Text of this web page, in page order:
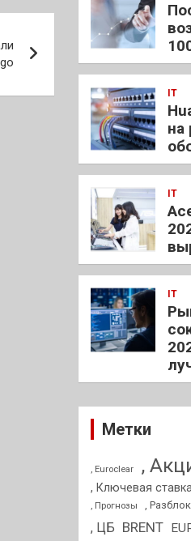
IT
на
IT
IT
Метки
, Euroclear ,
, Ключевая ставка
, Прогнозы ,
, ЦБ BRENT